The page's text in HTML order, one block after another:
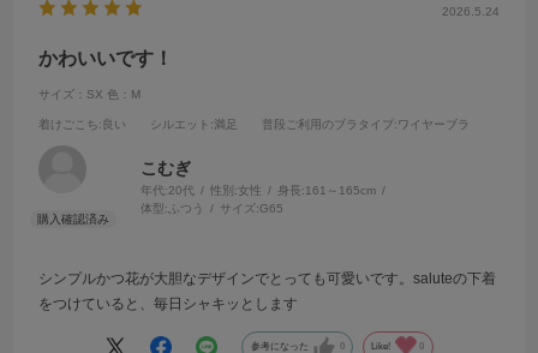
2026.5.24
かわいいです！
サイズ：SX 色：M
着けごこち:良い シルエット :満足 普段ご利用のブラタイプ :ワイヤーブラ
こむぎ
年代:20代 性別:女性 身長:161～165cm
体型: ふつう サイズ:G65
シンプルかつ花が大胆なデザインでとっても可愛いです。saluteの下着
をつけていると、毎日シャキッとします
参考になった 0 Like! 0